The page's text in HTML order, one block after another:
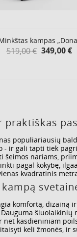
kampas
Yprasta
519,00 € Kaina
349,00 €
populiariausių
ir gali tapti tiek
nariams,
pagal kokybę,
kvadratinis
komfortą,
net kasdieniniam
keli žmonės,